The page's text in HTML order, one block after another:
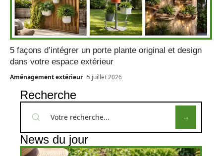
5 façons d’intégrer un porte plante original et design
dans votre espace extérieur
Aménagement extérieur 5 juillet 2026
Recherche
News du jour